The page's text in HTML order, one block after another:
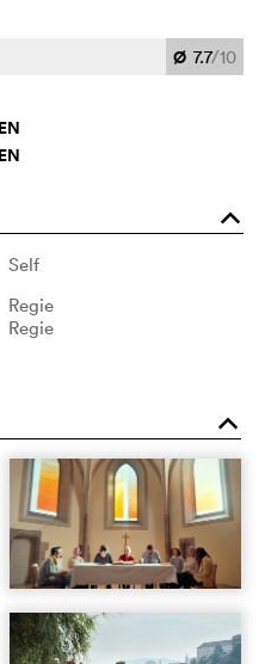
Ø 7.7/10
o
Self
Regie
Regie
o